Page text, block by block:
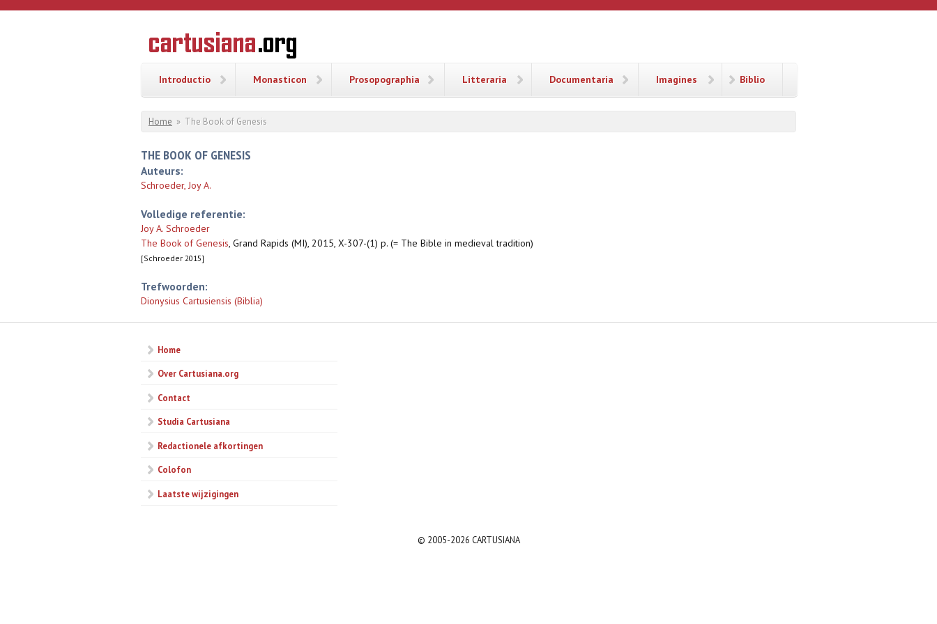
Overslaan en naar de inhoud gaan
CARTUSIANA
Geschiedenis
van de
Introductio Monasticon Prosopographia Litteraria Documentaria Imagines Biblio
U bent hier
Home » The Book of Genesis
THE BOOK OF GENESIS
Auteurs:
Schroeder, Joy A.
Volledige referentie:
Joy A. Schroeder
The Book of Genesis, Grand Rapids (MI), 2015, X-307-(1) p. (= The Bible in medieval tradition)
[Schroeder 2015]
Trefwoorden:
Dionysius Cartusiensis (Biblia)
Home
Over Cartusiana.org
Contact
Studia Cartusiana
Redactionele afkortingen
Colofon
Laatste wijzigingen
© 2005-2026 CARTUSIANA